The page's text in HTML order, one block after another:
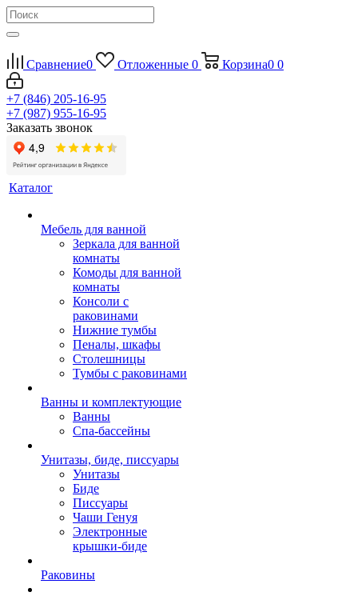
Сравнение0 Отложенные 0 Корзина0 0
+7 (846) 205-16-95
+7 (987) 955-16-95
Заказать звонок
Каталог
Мебель для ванной
Зеркала для ванной
комнаты
Комоды для ванной
комнаты
Консоли с
раковинами
Нижние тумбы
Пеналы, шкафы
Столешницы
Тумбы с раковинами
Ванны и комплектующие
Ванны
Спа-бассейны
Унитазы, биде, писсуары
Унитазы
Биде
Писсуары
Чаши Генуя
Электронные
крышки-биде
Раковины